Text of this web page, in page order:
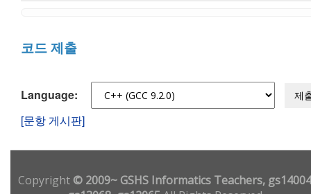
코드 제출
Language: 제
[문항 게시판]
Copyright© 2009~ GSHS Informatics Teachers,